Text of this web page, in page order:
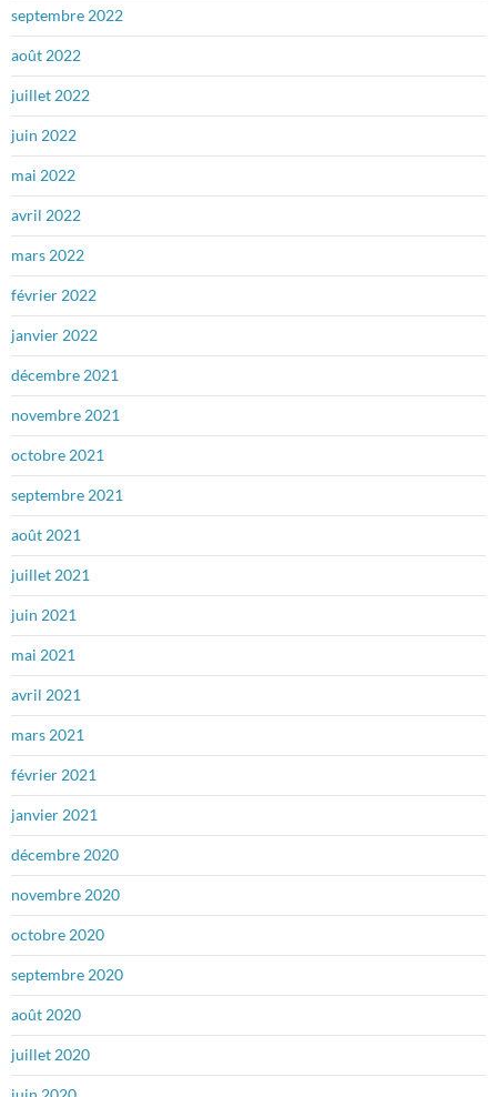
septembre 2022
août 2022
juillet 2022
juin 2022
mai 2022
avril 2022
mars 2022
février 2022
janvier 2022
décembre 2021
novembre 2021
octobre 2021
septembre 2021
août 2021
juillet 2021
juin 2021
mai 2021
avril 2021
mars 2021
février 2021
janvier 2021
décembre 2020
novembre 2020
octobre 2020
septembre 2020
août 2020
juillet 2020